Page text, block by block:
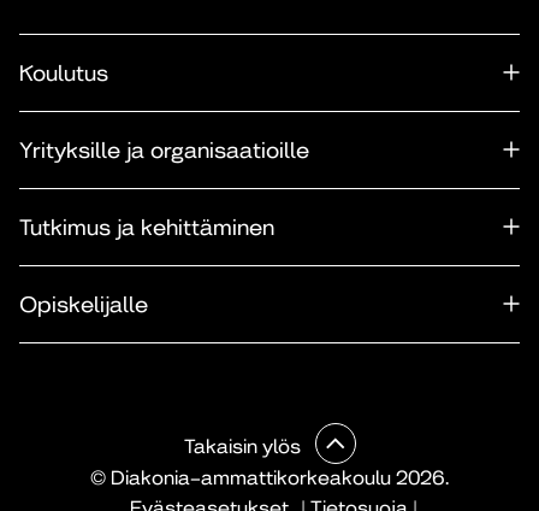
Koulutus
Yrityksille ja organisaatioille
Tutkimus ja kehittäminen
Opiskelijalle
© Diakonia–ammattikorkeakoulu 2026.
Takaisin ylös